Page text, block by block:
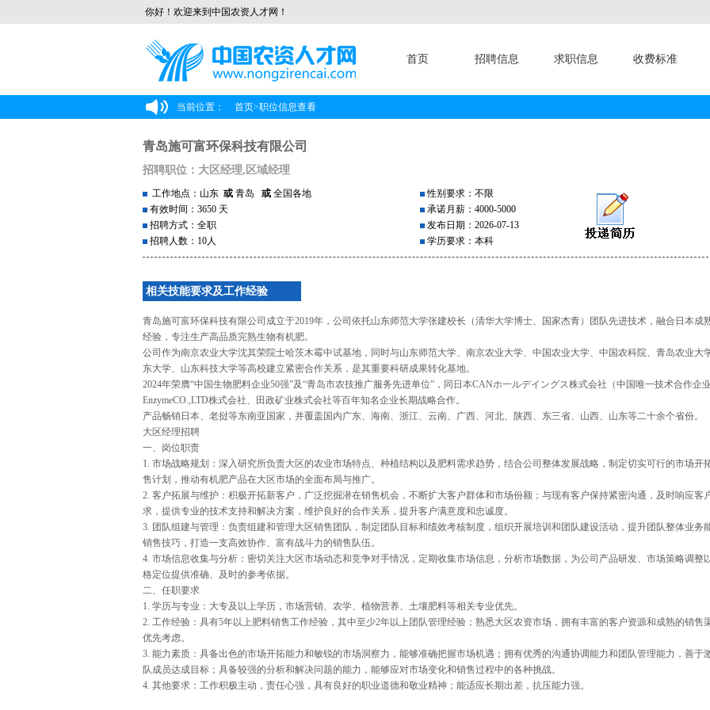
你好！欢迎来到中国农资人才网！
首页 招聘信息 求职信息 收费标准
当前位置： 首页>职位信息查看
青岛施可富环保科技有限公司
招聘职位：大区经理,区域经理
工作地点：山东 或青岛 或全国各地
有效时间：3650 天
招聘方式：全职
招聘人数：10人
性别要求：不限
承诺月薪：4000-5000
发布日期：2026-07-13
学历要求：本科
相关技能要求及工作经验
青岛施可富环保科技有限公司成立于2019年，公司依托山东师范大学张建校长（清华大学博士、国家杰青）团队先进技术，融合日本成
经验，专注生产高品质完熟生物有机肥。
公司作为南京农业大学沈其荣院士哈茨木霉中试基地，同时与山东师范大学、南京农业大学、中国农业大学、中国农科院、青岛农业大
东大学、山东科技大学等高校建立紧密合作关系，是其重要科研成果转化基地。
2024年荣膺“中国生物肥料企业50强”及“青岛市农技推广服务先进单位”，同日本CANホ一ルデイングス株式会社（中国唯一技术合作企
EnzymeCO.,LTD株式会社、田政矿业株式会社等百年知名企业长期战略合作。
产品畅销日本、老挝等东南亚国家，并覆盖国内广东、海南、浙江、云南、广西、河北、陕西、东三省、山西、山东等二十余个省份。
大区经理招聘
一、岗位职责
1. 市场战略规划：深入研究所负责大区的农业市场特点、种植结构以及肥料需求趋势，结合公司整体发展战略，制定切实可行的市场开
售计划，推动有机肥产品在大区市场的全面布局与推广。
2. 客户拓展与维护：积极开拓新客户，广泛挖掘潜在销售机会，不断扩大客户群体和市场份额；与现有客户保持紧密沟通，及时响应客
求，提供专业的技术支持和解决方案，维护良好的合作关系，提升客户满意度和忠诚度。
3. 团队组建与管理：负责组建和管理大区销售团队，制定团队目标和绩效考核制度，组织开展培训和团队建设活动，提升团队整体业务
销售技巧，打造一支高效协作、富有战斗力的销售队伍。
4. 市场信息收集与分析：密切关注大区市场动态和竞争对手情况，定期收集市场信息，分析市场数据，为公司产品研发、市场策略调整
格定位提供准确、及时的参考依据。
二、任职要求
1. 学历与专业：大专及以上学历，市场营销、农学、植物营养、土壤肥料等相关专业优先。
2. 工作经验：具有5年以上肥料销售工作经验，其中至少2年以上团队管理经验；熟悉大区农资市场，拥有丰富的客户资源和成熟的销售
优先考虑。
3. 能力素质：具备出色的市场开拓能力和敏锐的市场洞察力，能够准确把握市场机遇；拥有优秀的沟通协调能力和团队管理能力，善于
队成员达成目标；具备较强的分析和解决问题的能力，能够应对市场变化和销售过程中的各种挑战。
4. 其他要求：工作积极主动，责任心强，具有良好的职业道德和敬业精神；能适应长期出差，抗压能力强。